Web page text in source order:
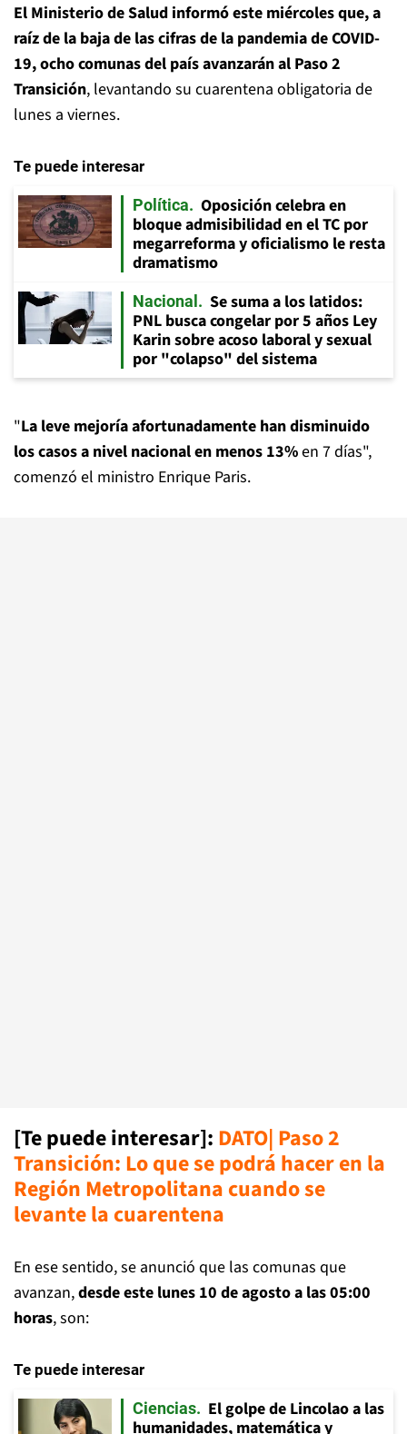
El Ministerio de Salud informó este miércoles que, a
raíz de la baja de las cifras de la pandemia de COVID-
19, ocho comunas del país avanzarán al Paso 2
Transición, levantando su cuarentena obligatoria de
lunes a viernes.
Te puede interesar
Política
Oposición celebra en
bloque admisibilidad en el TC por
megarreforma y oficialismo le resta
dramatismo
Nacional
Se suma a los latidos:
PNL busca congelar por 5 años Ley
Karin sobre acoso laboral y sexual
por "colapso" del sistema
"La leve mejoría afortunadamente han disminuido
los casos a nivel nacional en menos 13%en 7 días",
comenzó el ministro Enrique Paris.
[Te puede interesar]: DATO| Paso 2
Transición: Lo que se podrá hacer en la
Región Metropolitana cuando se
levante la cuarentena
En ese sentido, se anunció que las comunas que
avanzan,desde este lunes 10 de agosto a las 05:00
horas, son:
Te puede interesar
Ciencias
El golpe de Lincolao a las
humanidades, matemática y